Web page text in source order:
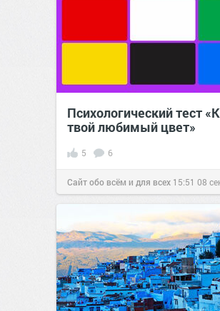
Психологический тест
твой любимый цвет»
5 6
Сайт обо всём и для всех 15:51 08